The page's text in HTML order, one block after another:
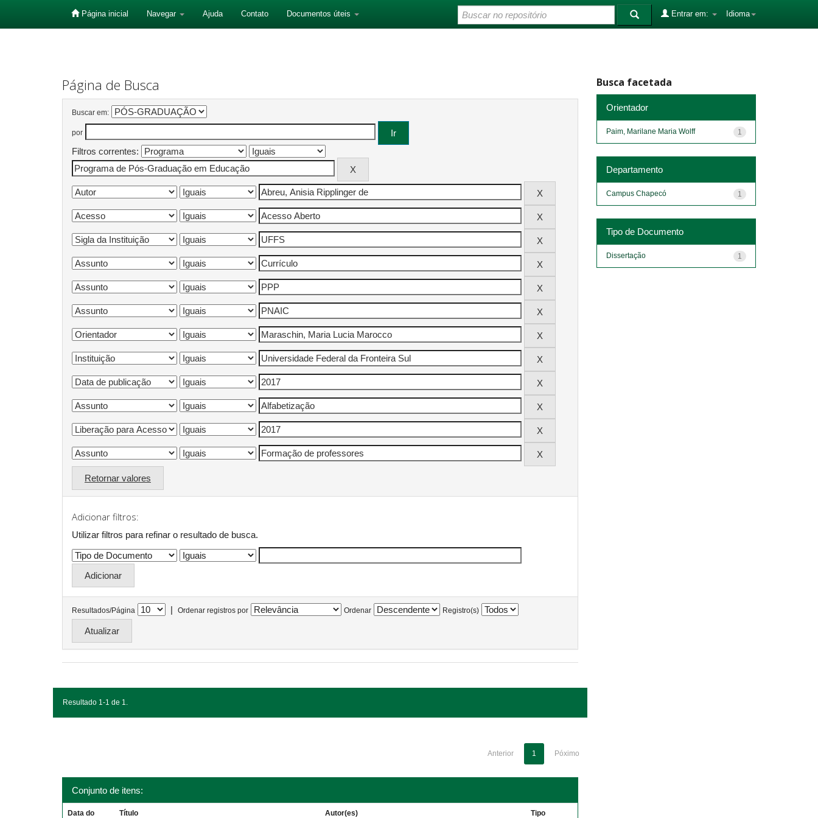
Página inicial Navegar Ajuda Contato Documentos úteis Idioma
Entrar em:
Página de Busca
Buscar em:
por
Filtros correntes:
Retornar valores
Adicionar filtros:
Utilizar filtros para refinar o resultado de busca.
Resultados/Página | Ordenar registros por Ordenar Registro(s)
Resultado 1-1 de 1.
Anterior 1 Póximo
Conjunto de itens:
Data do Título Autor(es) Tipo
Busca facetada
Orientador
1
Paim, Marilane Maria Wolff
Departamento
1
Campus Chapecó
Tipo de Documento
1
Dissertação